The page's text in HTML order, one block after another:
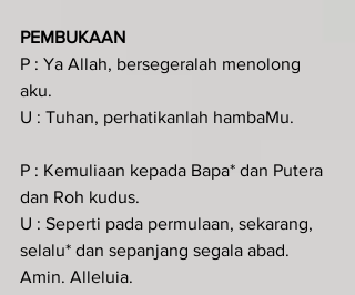
PEMBUKAAN
P : Ya Allah, bersegeralah menolong
aku.
U : Tuhan, perhatikanlah hambaMu.
P : Kemuliaan kepada Bapa* dan Putera
dan Roh kudus.
U : Seperti pada permulaan, sekarang,
selalu* dan sepanjang segala abad.
Amin. Alleluia.